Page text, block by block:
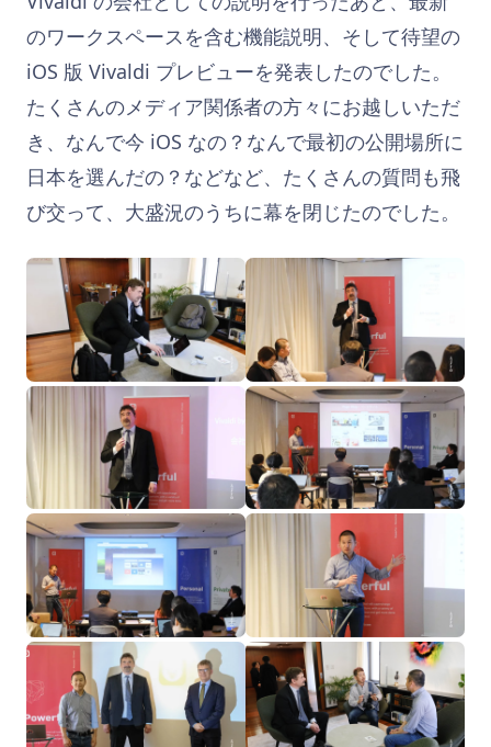
のワークスペースを含む機能説明、そして待望の
iOS 版 Vivaldi プレビューを発表したのでした。
たくさんのメディア関係者の方々にお越しいただ
き、なんで今 iOS なの？なんで最初の公開場所に
日本を選んだの？などなど、たくさんの質問も飛
び交って、大盛況のうちに幕を閉じたのでした。